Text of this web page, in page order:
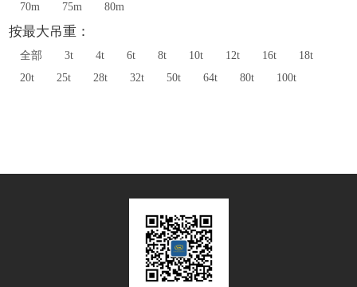
70m
75m 80m
按最大吊重：
全部 3t 4t 6t 8t 10t 12t 16t
18t
20t
25t 28t 32t 50t 64t 80t 100t